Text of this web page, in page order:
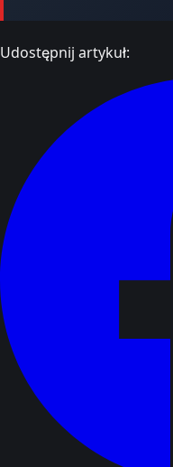
Udostępnij artykuł: